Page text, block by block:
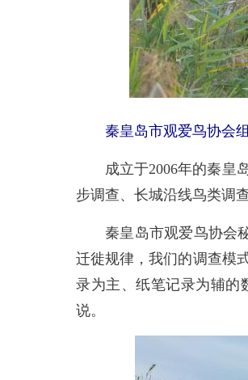
秦皇岛市观爱鸟协会组
成立于2006年的秦皇岛
步调查、长城沿线鸟类调
秦皇岛市观爱鸟协会秘
迁徙规律，我们的调查模
录为主、纸笔记录为辅的
说。